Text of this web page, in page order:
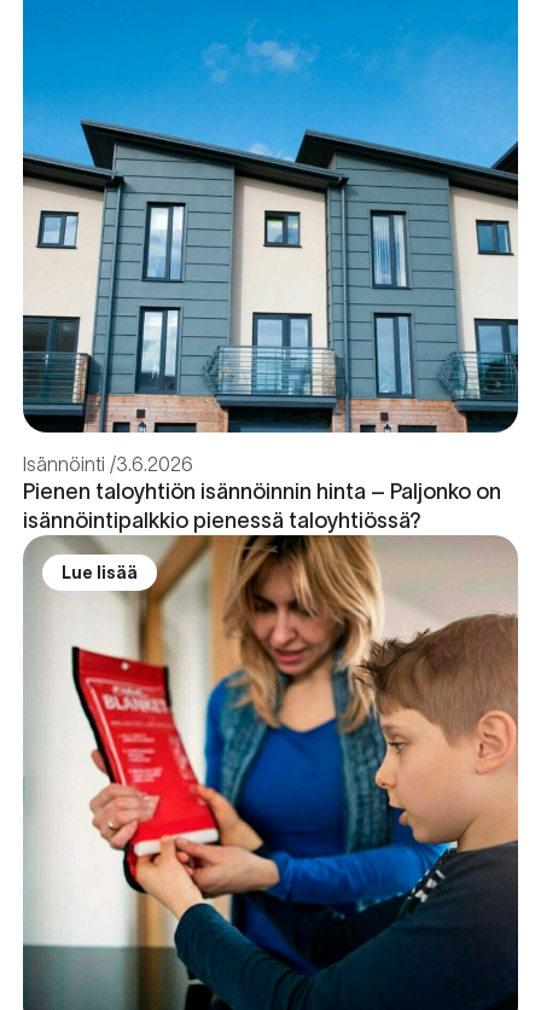
Isännöinti 3.6.2026
Pienen taloyhtiön isännöinnin hinta – Paljonko on
isännöintipalkkio pienessä taloyhtiössä?
Lue lisää